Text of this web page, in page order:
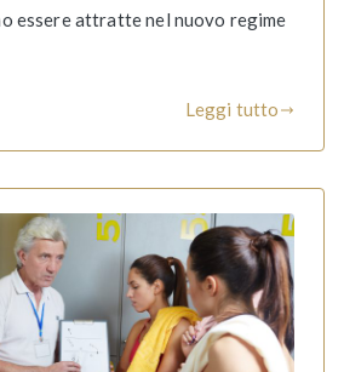
essere attratte nel nuovo regime
Leggi tutto